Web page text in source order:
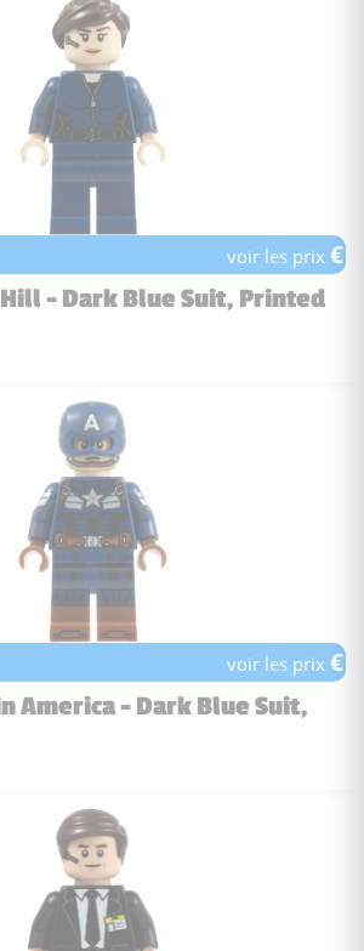
voir les prix€
Hill - Dark Blue Suit, Printed
:
voir les prix€
America - Dark Blue Suit,
: